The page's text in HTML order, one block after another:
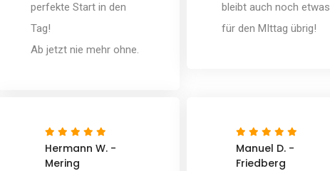
perfekte Start in den
Tag!
Ab jetzt nie mehr ohne.
bleibt auch noch etwas
für den MIttag übrig!
Hermann W. -
Mering
Manuel D. -
Friedberg